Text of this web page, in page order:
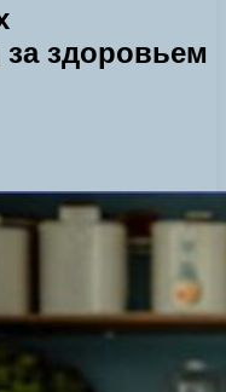
здоровьем